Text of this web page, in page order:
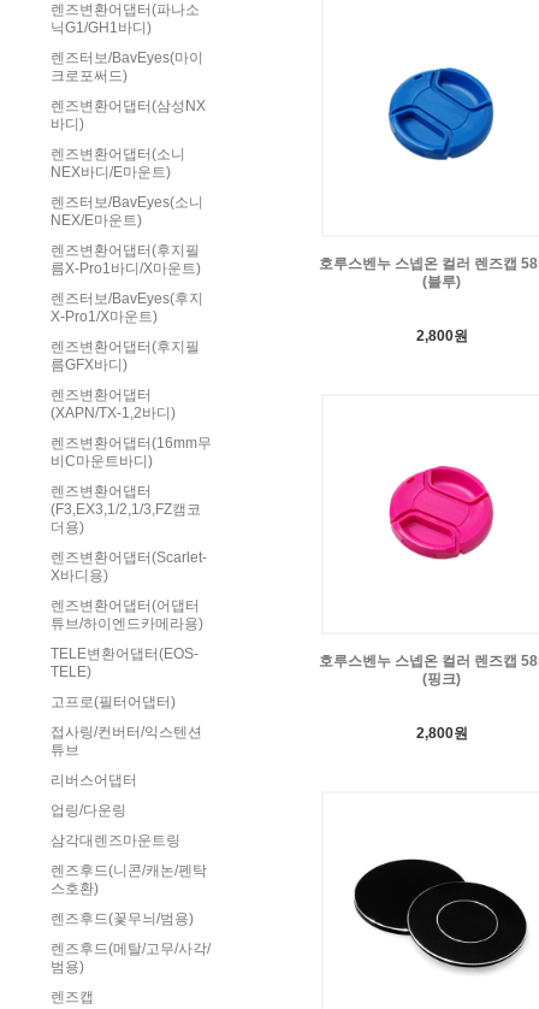
렌즈변환어댑터(파나소
닉G1/GH1바디)
렌즈터보/BavEyes(마이
크로포써드)
렌즈변환어댑터(삼성NX
바디)
렌즈변환어댑터(소니
NEX바디/E마운트)
렌즈터보/BavEyes(소니
NEX/E마운트)
렌즈변환어댑터(후지필
름X-Pro1바디/X마운트)
렌즈터보/BavEyes(후지
X-Pro1/X마운트)
렌즈변환어댑터(후지필
름GFX바디)
렌즈변환어댑터
(XAPN/TX-1,2바디)
렌즈변환어댑터(16mm무
비C마운트바디)
렌즈변환어댑터
(F3,EX3,1/2,1/3,FZ캠코
더용)
렌즈변환어댑터(Scarlet-
X바디용)
렌즈변환어댑터(어댑터
튜브/하이엔드카메라용)
TELE변환어댑터(EOS-
TELE)
고프로(필터어댑터)
접사링/컨버터/익스텐션
튜브
리버스어댑터
업링/다운링
삼각대렌즈마운트링
렌즈후드(니콘/캐논/펜탁
스호환)
렌즈후드(꽃무늬/범용)
렌즈후드(메탈/고무/사각/
범용)
렌즈캡
호루스벤누 스넵온 컬러 렌즈캡
(블루)
2,800원
호루스벤누 스넵온 컬러 렌즈캡
(핑크)
2,800원